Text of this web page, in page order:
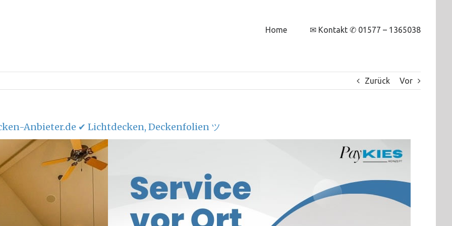
Home ✉ Kontakt ✆ 01577 – 1365038
Zurück Vor
Anbieter.de ✔ Lichtdecken, Deckenfolien ツ